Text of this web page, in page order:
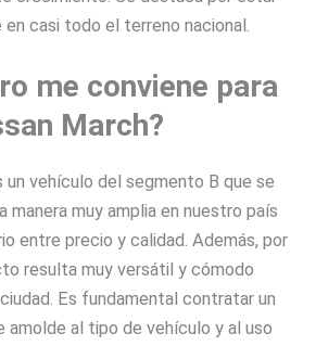
casi todo el terreno nacional.
me conviene para
March?
un vehículo del segmento B que se
manera muy amplia en nuestro país
entre precio y calidad. Además, por
resulta muy versátil y cómodo
Es fundamental contratar un
amolde al tipo de vehículo y al uso